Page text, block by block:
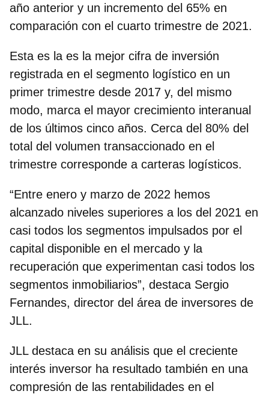
año anterior y un incremento del 65% en
comparación con el cuarto trimestre de 2021.
Esta es la es la mejor cifra de inversión
registrada en el segmento logístico en un
primer trimestre desde 2017 y, del mismo
modo, marca el mayor crecimiento interanual
de los últimos cinco años. Cerca del 80% del
total del volumen transaccionado en el
trimestre corresponde a carteras logísticos.
“Entre enero y marzo de 2022 hemos
alcanzado niveles superiores a los del 2021 en
casi todos los segmentos impulsados por el
capital disponible en el mercado y la
recuperación que experimentan casi todos los
segmentos inmobiliarios”, destaca Sergio
Fernandes, director del área de inversores de
JLL.
JLL destaca en su análisis que el creciente
interés inversor ha resultado también en una
compresión de las rentabilidades en el